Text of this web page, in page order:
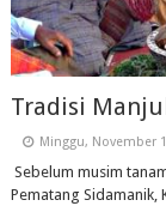
Tradisi
Minggu, November
Sebelum musim
Pematang Sidamanik,